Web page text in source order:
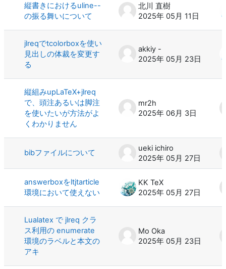
縦書きにおけるuline--
の振る舞いについて
北川 直樹
2025年 05月 11日
jlreqでtcolorboxを使い
見出しの体裁を変更す
る
akkiy -
2025年 05月 23日
縦組みupLaTeX+jlreq
で、頭注あるいは脚注
を使いたいが方法がよ
くわかりません
mr2h
2025年 06月 3日
bibファイルについて
ueki ichiro
2025年 05月 27日
answerboxをltjtarticle
環境において使えない
KK TeX
2025年 05月 27日
Lualatex で jlreq クラ
ス利用の enumerate
環境のラベルと本文の
アキ
Mo Oka
2025年 05月 23日